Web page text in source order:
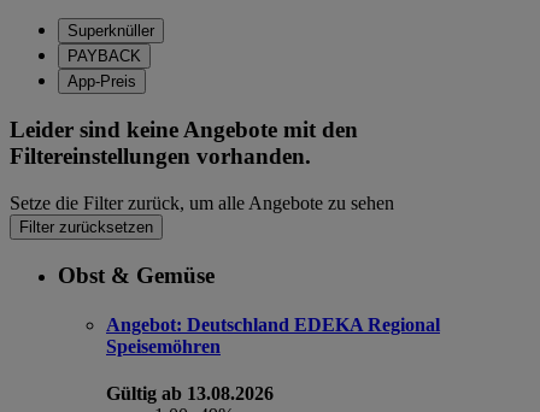
Superknüller
PAYBACK
App-Preis
Leider sind keine Angebote mit den
Filtereinstellungen vorhanden.
Setze die Filter zurück, um alle Angebote zu sehen
Filter zurücksetzen
Obst & Gemüse
Angebot: Deutschland EDEKA Regional
Speisemöhren
Gültig ab 13.08.2026